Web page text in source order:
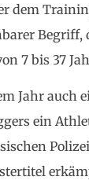
dem
Begriff,
7 bis 37
Jahr auch
ein